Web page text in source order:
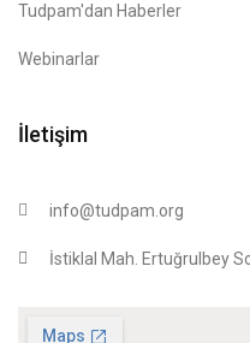
Tudpam'dan Haberler
Webinarlar
İletişim
info@tudpam.org
İstiklal Mah. Ertuğrulbey